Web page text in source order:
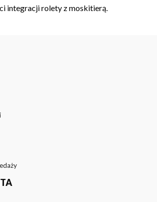
integracji rolety z moskitierą.